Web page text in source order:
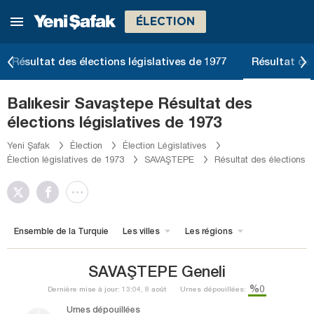
ÉLECTION
Résultat des élections législatives de 1977 Résultat
Balıkesir Savaştepe Résultat des
élections législatives de 1973
Yeni Şafak Élection
Élection Législatives
Élection législatives de 1973
SAVAŞTEPE Résultat des élections
Ensemble de la Turquie Les villes Les régions
SAVAŞTEPE Geneli
Dernière mise à jour: 13:04, 8 août Urnes dépouillées: %0
Urnes dépouillées